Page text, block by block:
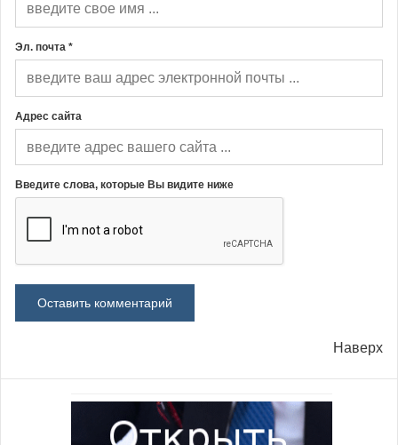
Эл. почта *
Адрес сайта
Введите слова, которые Вы видите ниже
Наверх